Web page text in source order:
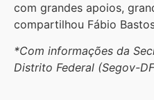
com grandes apoios,
compartilhou Fábio
*Com informações da
Distrito Federal (Segov-